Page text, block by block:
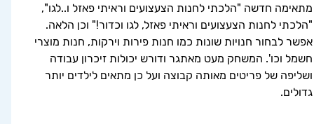
מתאימה חדשה "הלכתי לחנות הצעצועים וראיתי פאזל ו..לגו",
"הלכתי לחנות הצעצועים וראיתי פאזל, לגו וכדור!" וכן הלאה.
אפשר לבחור חנויות שונות כמו חנות פירות וירקות, חנות מוצרי
חשמל וכו'. המשחק מעט מאתגר ודורש יכולות זיכרון עבודה
ושליפה של פריטים מאותה קבוצה ועל כן מתאים לילדים יותר
גדולים.